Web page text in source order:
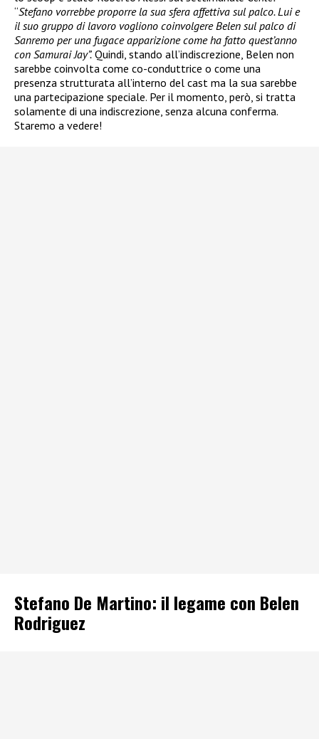
“Stefano vorrebbe proporre la sua sfera affettiva sul palco. Lui e
il suo gruppo di lavoro vogliono coinvolgere Belen sul palco di
Sanremo per una fugace apparizione come ha fatto quest’anno
con Samurai Jay”. Quindi, stando all’indiscrezione, Belen non
sarebbe coinvolta come co-conduttrice o come una
presenza strutturata all’interno del cast ma la sua sarebbe
una partecipazione speciale. Per il momento, però, si tratta
solamente di una indiscrezione, senza alcuna conferma.
Staremo a vedere!
Stefano De Martino: il legame con Belen
Rodriguez